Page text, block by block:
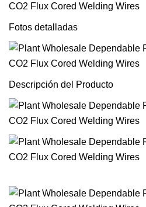
Fotos detalladas
Descripción del Producto